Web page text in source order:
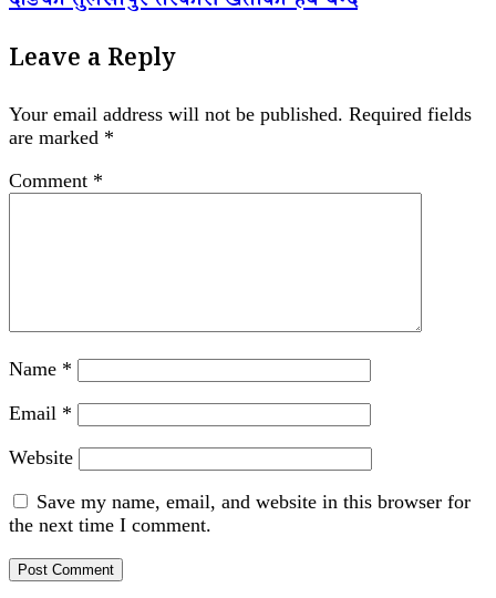
Leave a Reply
Your email address will not be published. Required fields
are marked *
Comment *
Name *
Email *
Website
Save my name, email, and website in this browser for
the next time I comment.